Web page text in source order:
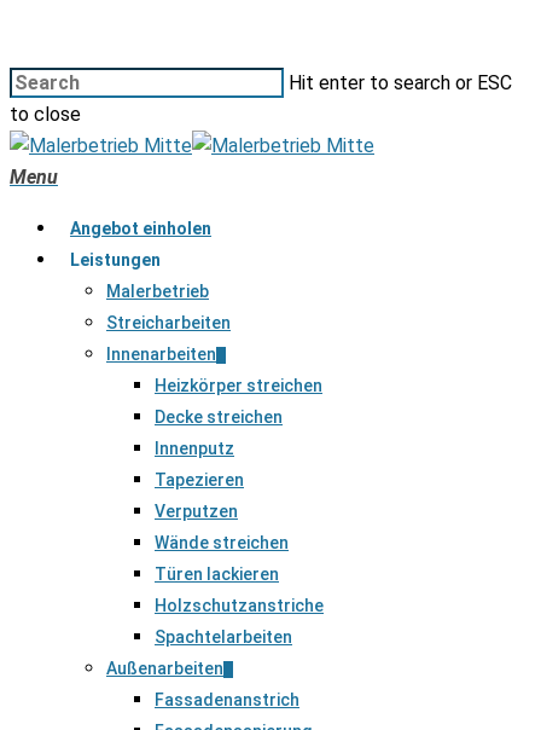
Hit enter to search or ESC
to close
Menu
Angebot einholen
Leistungen
Malerbetrieb
Streicharbeiten
Innenarbeiten
Heizkörper streichen
Decke streichen
Innenputz
Tapezieren
Verputzen
Wände streichen
Türen lackieren
Holzschutzanstriche
Spachtelarbeiten
Außenarbeiten
Fassadenanstrich